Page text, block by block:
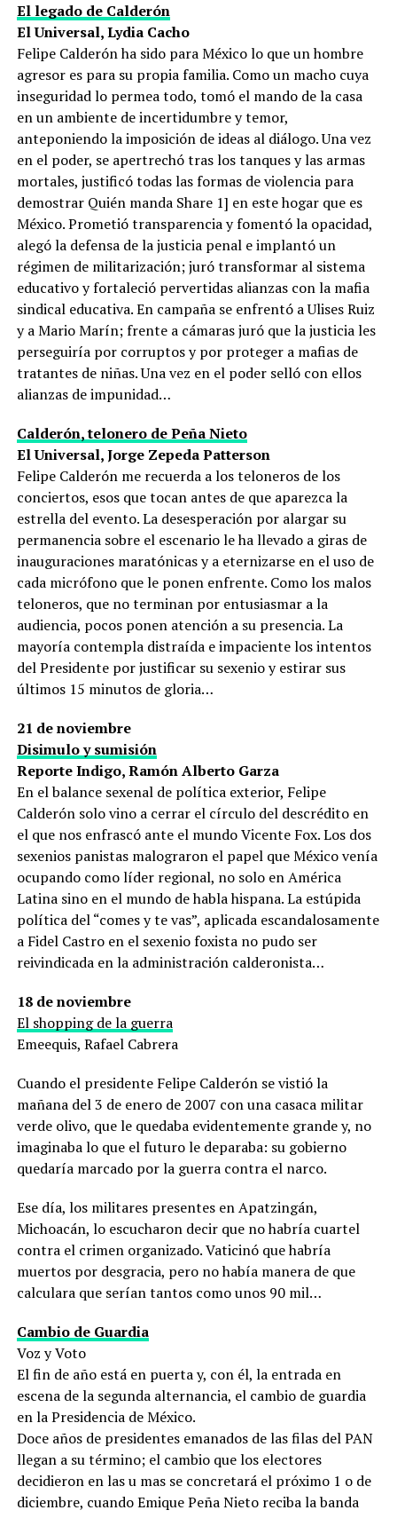
El legado de Calderón
El Universal, Lydia Cacho
Felipe Calderón ha sido para México lo que un hombre
agresor es para su propia familia. Como un macho cuya
inseguridad lo permea todo, tomó el mando de la casa
en un ambiente de incertidumbre y temor,
anteponiendo la imposición de ideas al diálogo. Una vez
en el poder, se apertrechó tras los tanques y las armas
mortales, justificó todas las formas de violencia para
demostrar Quién manda Share 1] en este hogar que es
México. Prometió transparencia y fomentó la opacidad,
alegó la defensa de la justicia penal e implantó un
régimen de militarización; juró transformar al sistema
educativo y fortaleció pervertidas alianzas con la mafia
sindical educativa. En campaña se enfrentó a Ulises Ruiz
y a Mario Marín; frente a cámaras juró que la justicia les
perseguiría por corruptos y por proteger a mafias de
tratantes de niñas. Una vez en el poder selló con ellos
alianzas de impunidad…
Calderón, telonero de Peña Nieto
El Universal, Jorge Zepeda Patterson
Felipe Calderón me recuerda a los teloneros de los
conciertos, esos que tocan antes de que aparezca la
estrella del evento. La desesperación por alargar su
permanencia sobre el escenario le ha llevado a giras de
inauguraciones maratónicas y a eternizarse en el uso de
cada micrófono que le ponen enfrente. Como los malos
teloneros, que no terminan por entusiasmar a la
audiencia, pocos ponen atención a su presencia. La
mayoría contempla distraída e impaciente los intentos
del Presidente por justificar su sexenio y estirar sus
últimos 15 minutos de gloria…
21 de noviembre
Disimulo y sumisión
Reporte Indigo, Ramón Alberto Garza
En el balance sexenal de política exterior, Felipe
Calderón solo vino a cerrar el círculo del descrédito en
el que nos enfrascó ante el mundo Vicente Fox. Los dos
sexenios panistas malograron el papel que México venía
ocupando como líder regional, no solo en América
Latina sino en el mundo de habla hispana. La estúpida
política del “comes y te vas”, aplicada escandalosamente
a Fidel Castro en el sexenio foxista no pudo ser
reivindicada en la administración calderonista…
18 de noviembre
El shopping de la guerra
Emeequis, Rafael Cabrera
Cuando el presidente Felipe Calderón se vistió la
mañana del 3 de enero de 2007 con una casaca militar
verde olivo, que le quedaba evidentemente grande y, no
imaginaba lo que el futuro le deparaba: su gobierno
quedaría marcado por la guerra contra el narco.
Ese día, los militares presentes en Apatzingán,
Michoacán, lo escucharon decir que no habría cuartel
contra el crimen organizado. Vaticinó que habría
muertos por desgracia, pero no había manera de que
calculara que serían tantos como unos 90 mil…
Cambio de Guardia
Voz y Voto
El fin de año está en puerta y, con él, la entrada en
escena de la segunda alternancia, el cambio de guardia
en la Presidencia de México.
Doce años de presidentes emanados de las filas del PAN
llegan a su término; el cambio que los electores
decidieron en las u mas se concretará el próximo 1 o de
diciembre, cuando Emique Peña Nieto reciba la banda